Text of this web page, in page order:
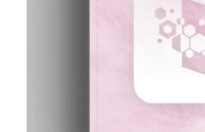
Übungsbuch: